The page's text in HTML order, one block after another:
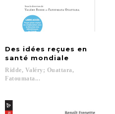
Des idées reçues en
santé mondiale
Ridde, Valéry; Ouattara,
Fatoumata...